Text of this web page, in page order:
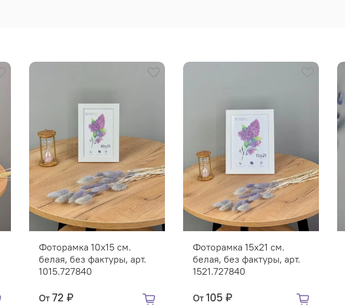
Фоторамка 10х15 см.
белая, без фактуры, арт.
1015.727840
От 72 ₽
Фоторамка 15х21 см.
белая, без фактуры, арт.
1521.727840
От 105 ₽